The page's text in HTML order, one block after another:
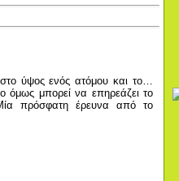
ύψος ενός ατόμου και το…
όμως μπορεί να επηρεάζει το
πρόσφατη έρευνα από το